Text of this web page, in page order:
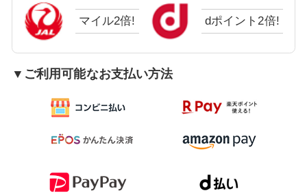
マイル2倍! dポイント2倍!
▼ご利用可能なお支払い方法